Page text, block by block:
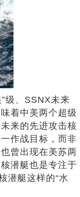
级、SSNX未来
着中美两个超级
来的先进攻击核
作战目标，而非
曾出现在美苏两
潜艇也是专注于
潜艇这样的“水